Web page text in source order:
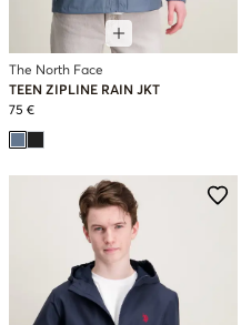
The North Face
TEEN ZIPLINE RAIN JKT
75 €